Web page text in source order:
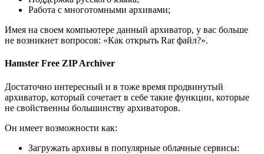
Работа с многотомными архивами;
Имея на своем компьютере данный архиватор, у вас больше
не возникнет вопросов: «Как открыть Rar файл?».
Hamster Free ZIP Archiver
Достаточно интересный и в тоже время продвинутый
архиватор, который сочетает в себе такие функции, которые
не свойственны большинству архиваторов.
Он имеет возможности как:
Загружать архивы в популярные облачные сервисы: